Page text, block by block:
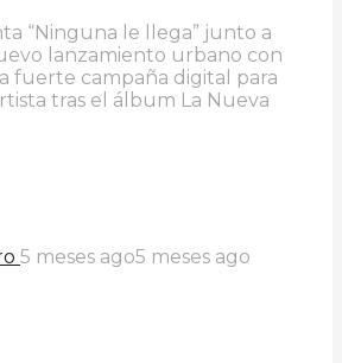
“Ninguna le llega” junto a
lanzamiento urbano con
fuerte campaña digital para
tras el álbum La Nueva
5 meses ago5 meses ago